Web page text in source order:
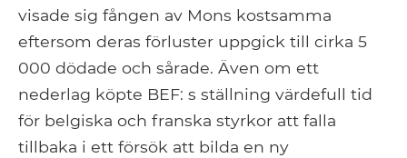
visade sig fången av Mons kostsamma
eftersom deras förluster uppgick till cirka 5
000 dödade och sårade. Även om ett
nederlag köpte BEF: s ställning värdefull tid
för belgiska och franska styrkor att falla
tillbaka i ett försök att bilda en ny